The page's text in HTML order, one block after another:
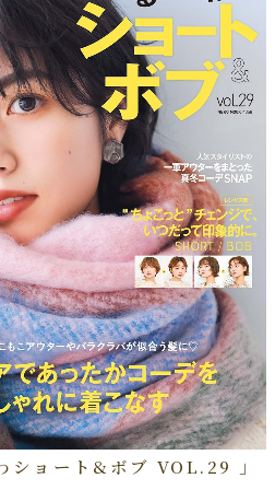
ショート&ボブ VOL.29 」